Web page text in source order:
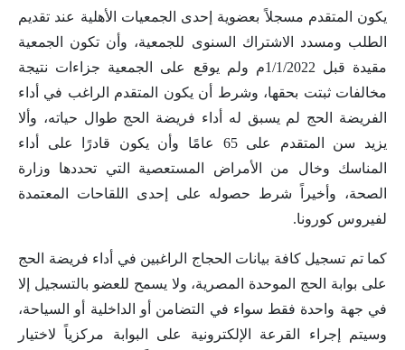
يكون المتقدم مسجلاً بعضوية إحدى الجمعيات الأهلية عند تقديم
الطلب ومسدد الاشتراك السنوى للجمعية، وأن تكون الجمعية
مقيدة قبل 1/1/2022م ولم يوقع على الجمعية جزاءات نتيجة
مخالفات ثبتت بحقها، وشرط أن يكون المتقدم الراغب في أداء
الفريضة الحج لم يسبق له أداء فريضة الحج طوال حياته، وألا
يزيد سن المتقدم على 65 عامًا وأن يكون قادرًا على أداء
المناسك وخال من الأمراض المستعصية التي تحددها وزارة
الصحة، وأخيراً شرط حصوله على إحدى اللقاحات المعتمدة
لفيروس كورونا.
كما تم تسجيل كافة بيانات الحجاج الراغبين في أداء فريضة الحج
على بوابة الحج الموحدة المصرية، ولا يسمح للعضو بالتسجيل إلا
في جهة واحدة فقط سواء في التضامن أو الداخلية أو السياحة،
وسيتم إجراء القرعة الإلكترونية على البوابة مركزياً لاختيار